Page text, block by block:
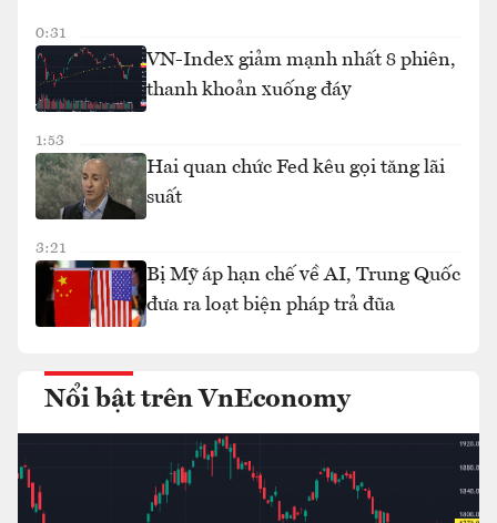
0:31
VN-Index giảm mạnh nhất 8 phiên,
thanh khoản xuống đáy
1:53
Hai quan chức Fed kêu gọi tăng lãi
suất
3:21
Bị Mỹ áp hạn chế về AI, Trung Quốc
đưa ra loạt biện pháp trả đũa
Nổi bật trên VnEconomy